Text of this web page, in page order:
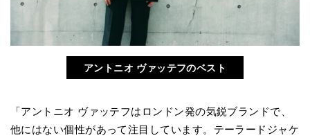
アントニオ ヴァッテフのベスト
「アントニオ ヴァッテフはロンドン発の気鋭ブランドで、
他にはない個性があって注目しています。テーラードジャケ